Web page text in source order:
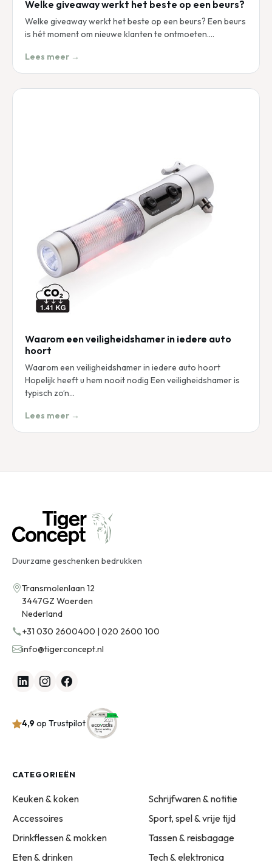
Welke giveaway werkt het beste op een beurs?
Welke giveaway werkt het beste op een beurs? Een beurs
is hét moment om nieuwe klanten te ontmoeten.…
Lees meer →
Waarom een veiligheidshamer in iedere auto
hoort
Waarom een veiligheidshamer in iedere auto hoort
Hopelijk heeft u hem nooit nodig Een veiligheidshamer is
typisch zo’n…
Lees meer →
Duurzame geschenken bedrukken
Transmolenlaan 12
3447GZ Woerden
Nederland
+31 030 2600400 | 020 2600 100
info@tigerconcept.nl
4,9op Trustpilot
CATEGORIEËN
Keuken & koken
Accessoires
Drinkflessen & mokken
Eten & drinken
Schrijfwaren & notitie
Sport, spel & vrije tijd
Tassen & reisbagage
Tech & elektronica